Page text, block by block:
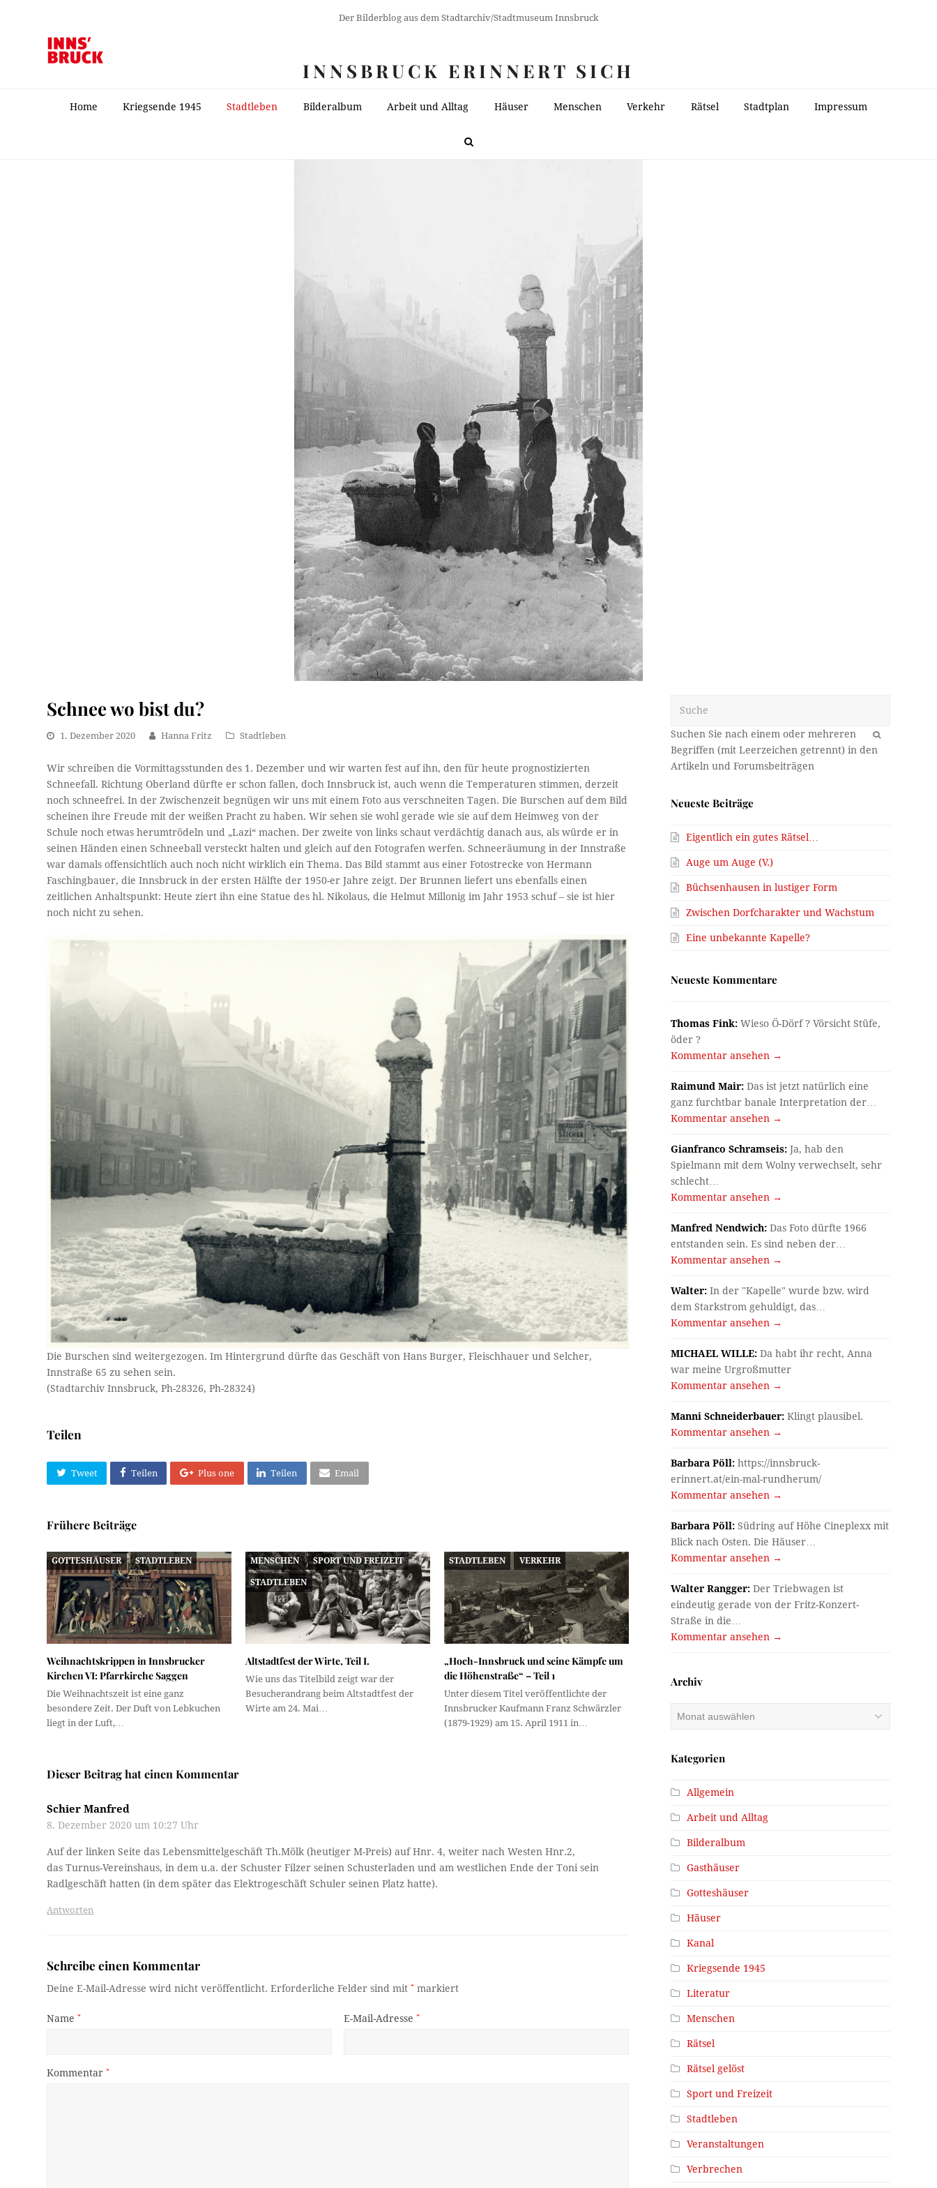
Der Bilderblog aus dem Stadtarchiv/Stadtmuseum Innsbruck
INNSBRUCK ERINNERT SICH
Home Kriegsende 1945 Stadtleben Bilderalbum Arbeit und Alltag Häuser Menschen Verkehr Rätsel Stadtplan Impressum
Schnee wo bist du?
1. Dezember 2020 Hanna Fritz Stadtleben
Wir schreiben die Vormittagsstunden des 1. Dezember und wir warten fest auf ihn, den für heute prognostizierten
Schneefall. Richtung Oberland dürfte er schon fallen, doch Innsbruck ist, auch wenn die Temperaturen stimmen, derzeit
noch schneefrei. In der Zwischenzeit begnügen wir uns mit einem Foto aus verschneiten Tagen. Die Burschen auf dem Bild
scheinen ihre Freude mit der weißen Pracht zu haben. Wir sehen sie wohl gerade wie sie auf dem Heimweg von der
Schule noch etwas herumtrödeln und „Lazi“ machen. Der zweite von links schaut verdächtig danach aus, als würde er in
seinen Händen einen Schneeball versteckt halten und gleich auf den Fotografen werfen. Schneeräumung in der Innstraße
war damals offensichtlich auch noch nicht wirklich ein Thema. Das Bild stammt aus einer Fotostrecke von Hermann
Faschingbauer, die Innsbruck in der ersten Hälfte der 1950-er Jahre zeigt. Der Brunnen liefert uns ebenfalls einen
zeitlichen Anhaltspunkt: Heute ziert ihn eine Statue des hl. Nikolaus, die Helmut Millonig im Jahr 1953 schuf – sie ist hier
noch nicht zu sehen.
Die Burschen sind weitergezogen. Im Hintergrund dürfte das Geschäft von Hans Burger, Fleischhauer und Selcher,
Innstraße 65 zu sehen sein.
(Stadtarchiv Innsbruck, Ph-28326, Ph-28324)
Teilen
Tweet Teilen Plus one Teilen Email
Frühere Beiträge
GOTTESHÄUSER STADTLEBEN
Weihnachtskrippen in Innsbrucker
Kirchen VI: Pfarrkirche Saggen
Die Weihnachtszeit ist eine ganz
besondere Zeit. Der Duft von Lebkuchen
liegt in der Luft,…
MENSCHEN SPORT UND FREIZEIT
STADTLEBEN
Altstadtfest der Wirte, Teil I.
Wie uns das Titelbild zeigt war der
Besucherandrang beim Altstadtfest der
Wirte am 24. Mai…
STADTLEBEN VERKEHR
„Hoch-Innsbruck und seine Kämpfe um
die Höhenstraße“ – Teil 1
Unter diesem Titel veröffentlichte der
Innsbrucker Kaufmann Franz Schwärzler
(1879-1929) am 15. April 1911 in…
Dieser Beitrag hat einen Kommentar
Schier Manfred
8. Dezember 2020 um 10:27 Uhr
Auf der linken Seite das Lebensmittelgeschäft Th.Mölk (heutiger M-Preis) auf Hnr. 4, weiter nach Westen Hnr.2,
das Turnus-Vereinshaus, in dem u.a. der Schuster Filzer seinen Schusterladen und am westlichen Ende der Toni sein
Radlgeschäft hatten (in dem später das Elektrogeschäft Schuler seinen Platz hatte).
Antworten
Schreibe einen Kommentar
Deine E-Mail-Adresse wird nicht veröffentlicht. Erforderliche Felder sind mit* markiert
Name* E-Mail-Adresse *
Kommentar*
OK
Neueste Beiträge
Eigentlich ein gutes Rätsel…
Auge um Auge (V.)
Büchsenhausen in lustiger Form
Zwischen Dorfcharakter und Wachstum
Eine unbekannte Kapelle?
Neueste Kommentare
Thomas Fink: Wieso Ö-Dörf ? Vörsicht Stüfe,
öder ?
Kommentar ansehen →
Raimund Mair: Das ist jetzt natürlich eine
ganz furchtbar banale Interpretation der…
Kommentar ansehen →
Gianfranco Schramseis: Ja, hab den
Spielmann mit dem Wolny verwechselt, sehr
schlecht…
Kommentar ansehen →
Manfred Nendwich: Das Foto dürfte 1966
entstanden sein. Es sind neben der…
Kommentar ansehen →
Walter: In der "Kapelle" wurde bzw. wird
dem Starkstrom gehuldigt, das…
Kommentar ansehen →
MICHAEL WILLE: Da habt ihr recht, Anna
war meine Urgroßmutter
Kommentar ansehen →
Manni Schneiderbauer: Klingt plausibel.
Kommentar ansehen →
Barbara Pöll: https://innsbruck-
erinnert.at/ein-mal-rundherum/
Kommentar ansehen →
Barbara Pöll: Südring auf Höhe Cineplexx mit
Blick nach Osten. Die Häuser…
Kommentar ansehen →
Walter Rangger: Der Triebwagen ist
eindeutig gerade von der Fritz-Konzert-
Straße in die…
Kommentar ansehen →
Archiv
Kategorien
Allgemein
Arbeit und Alltag
Bilderalbum
Gasthäuser
Gotteshäuser
Häuser
Kanal
Kriegsende 1945
Literatur
Menschen
Rätsel
Rätsel gelöst
Sport und Freizeit
Stadtleben
Veranstaltungen
Verbrechen